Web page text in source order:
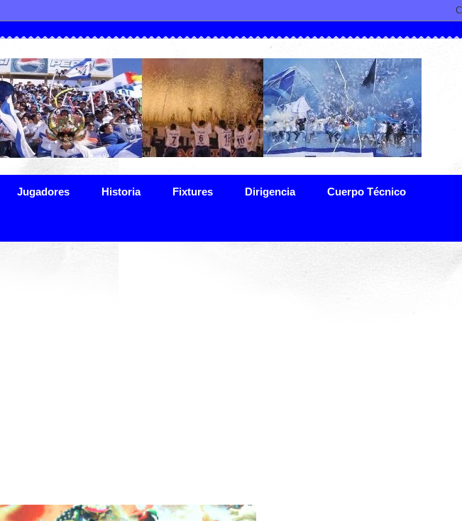
Jugadores Historia Fixtures Dirigencia Cuerpo Técnico